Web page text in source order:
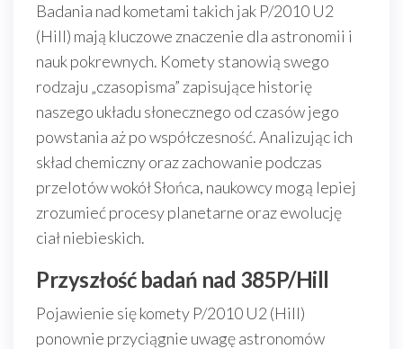
Badania nad kometami takich jak P/2010 U2
(Hill) mają kluczowe znaczenie dla astronomii i
nauk pokrewnych. Komety stanowią swego
rodzaju „czasopisma” zapisujące historię
naszego układu słonecznego od czasów jego
powstania aż po współczesność. Analizując ich
skład chemiczny oraz zachowanie podczas
przelotów wokół Słońca, naukowcy mogą lepiej
zrozumieć procesy planetarne oraz ewolucję
ciał niebieskich.
Przyszłość badań nad 385P/Hill
Pojawienie się komety P/2010 U2 (Hill)
ponownie przyciągnie uwagę astronomów